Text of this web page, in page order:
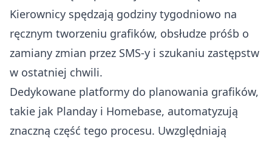
Kierownicy spędzają godziny tygodniowo na
ręcznym tworzeniu grafików, obsłudze próśb o
zamiany zmian przez SMS-y i szukaniu zastępstw
w ostatniej chwili.
Dedykowane platformy do planowania grafików,
takie jak Planday i Homebase, automatyzują
znaczną część tego procesu. Uwzględniają